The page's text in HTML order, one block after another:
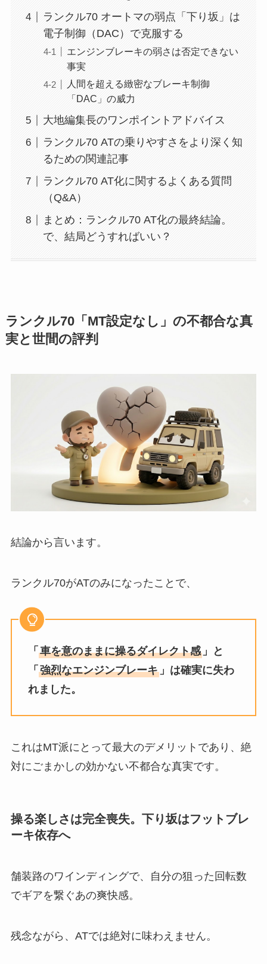
ランクル70 オートマの弱点「下り坂」は
電子制御（DAC）で克服する
エンジンブレーキの弱さは否定できない
事実
人間を超える緻密なブレーキ制御
「DAC」の威力
大地編集長のワンポイントアドバイス
ランクル70 ATの乗りやすさをより深く知
るための関連記事
ランクル70 AT化に関するよくある質問
（Q&A）
まとめ：ランクル70 AT化の最終結論。
で、結局どうすればいい？
ランクル70「MT設定なし」の不都合な真
実と世間の評判
結論から言います。
ランクル70がATのみになったことで、
「 車を意のままに操るダイレクト感」と
「 強烈なエンジンブレーキ」は確実に失わ
れました。
これはMT派にとって最大のデメリットであり、絶
対にごまかしの効かない不都合な真実です。
操る楽しさは完全喪失。下り坂はフットブレ
ーキ依存へ
舗装路のワインディングで、自分の狙った回転数
でギアを繋ぐあの爽快感。
残念ながら、ATでは絶対に味わえません。